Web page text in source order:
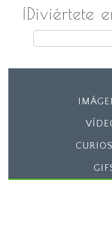
¡Diviértete